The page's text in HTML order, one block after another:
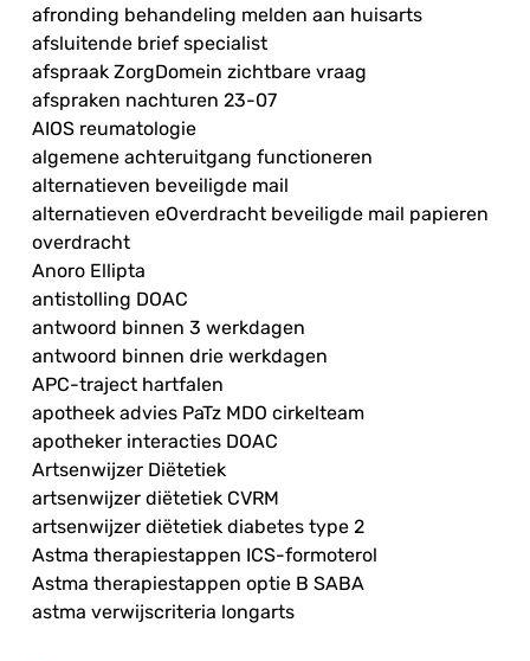
afronding behandeling melden aan huisarts
afsluitende brief specialist
afspraak ZorgDomein zichtbare vraag
afspraken nachturen 23-07
AIOS reumatologie
algemene achteruitgang functioneren
alternatieven beveiligde mail
alternatieven eOverdracht beveiligde mail papieren
overdracht
Anoro Ellipta
antistolling DOAC
antwoord binnen 3 werkdagen
antwoord binnen drie werkdagen
APC-traject hartfalen
apotheek advies PaTz MDO cirkelteam
apotheker interacties DOAC
Artsenwijzer Diëtetiek
artsenwijzer diëtetiek CVRM
artsenwijzer diëtetiek diabetes type 2
Astma therapiestappen ICS-formoterol
Astma therapiestappen optie B SABA
astma verwijscriteria longarts